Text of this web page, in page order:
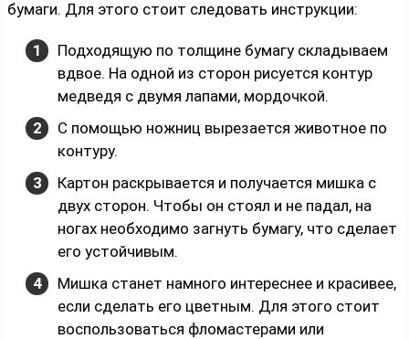
бумаги. Для этого стоит следовать инструкции:
Подходящую по толщине бумагу складываем
вдвое. На одной из сторон рисуется контур
медведя с двумя лапами, мордочкой.
С помощью ножниц вырезается животное по
контуру.
Картон раскрывается и получается мишка с
двух сторон. Чтобы он стоял и не падал, на
ногах необходимо загнуть бумагу, что сделает
его устойчивым.
Мишка станет намного интереснее и красивее,
если сделать его цветным. Для этого стоит
воспользоваться фломастерами или